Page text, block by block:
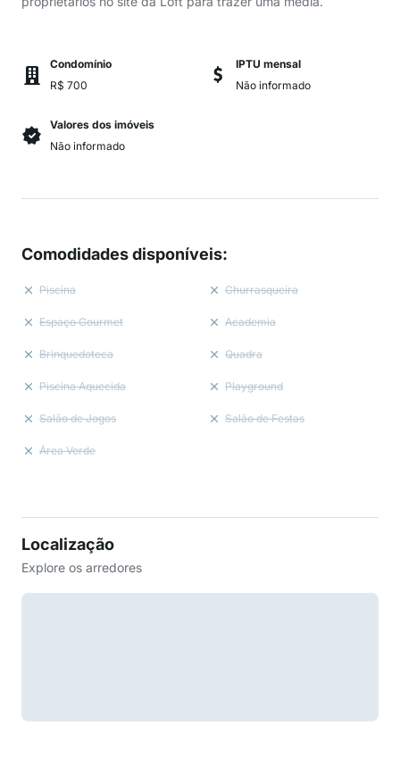
Condomínio
R$ 700
IPTU mensal
Não informado
Valores dos imóveis
Não informado
Comodidades disponíveis:
Piscina Churrasqueira
Espaço Gourmet Academia
Brinquedoteca Quadra
Piscina Aquecida Playground
Salão de Jogos Salão de Festas
Área Verde
Localização
Explore os arredores